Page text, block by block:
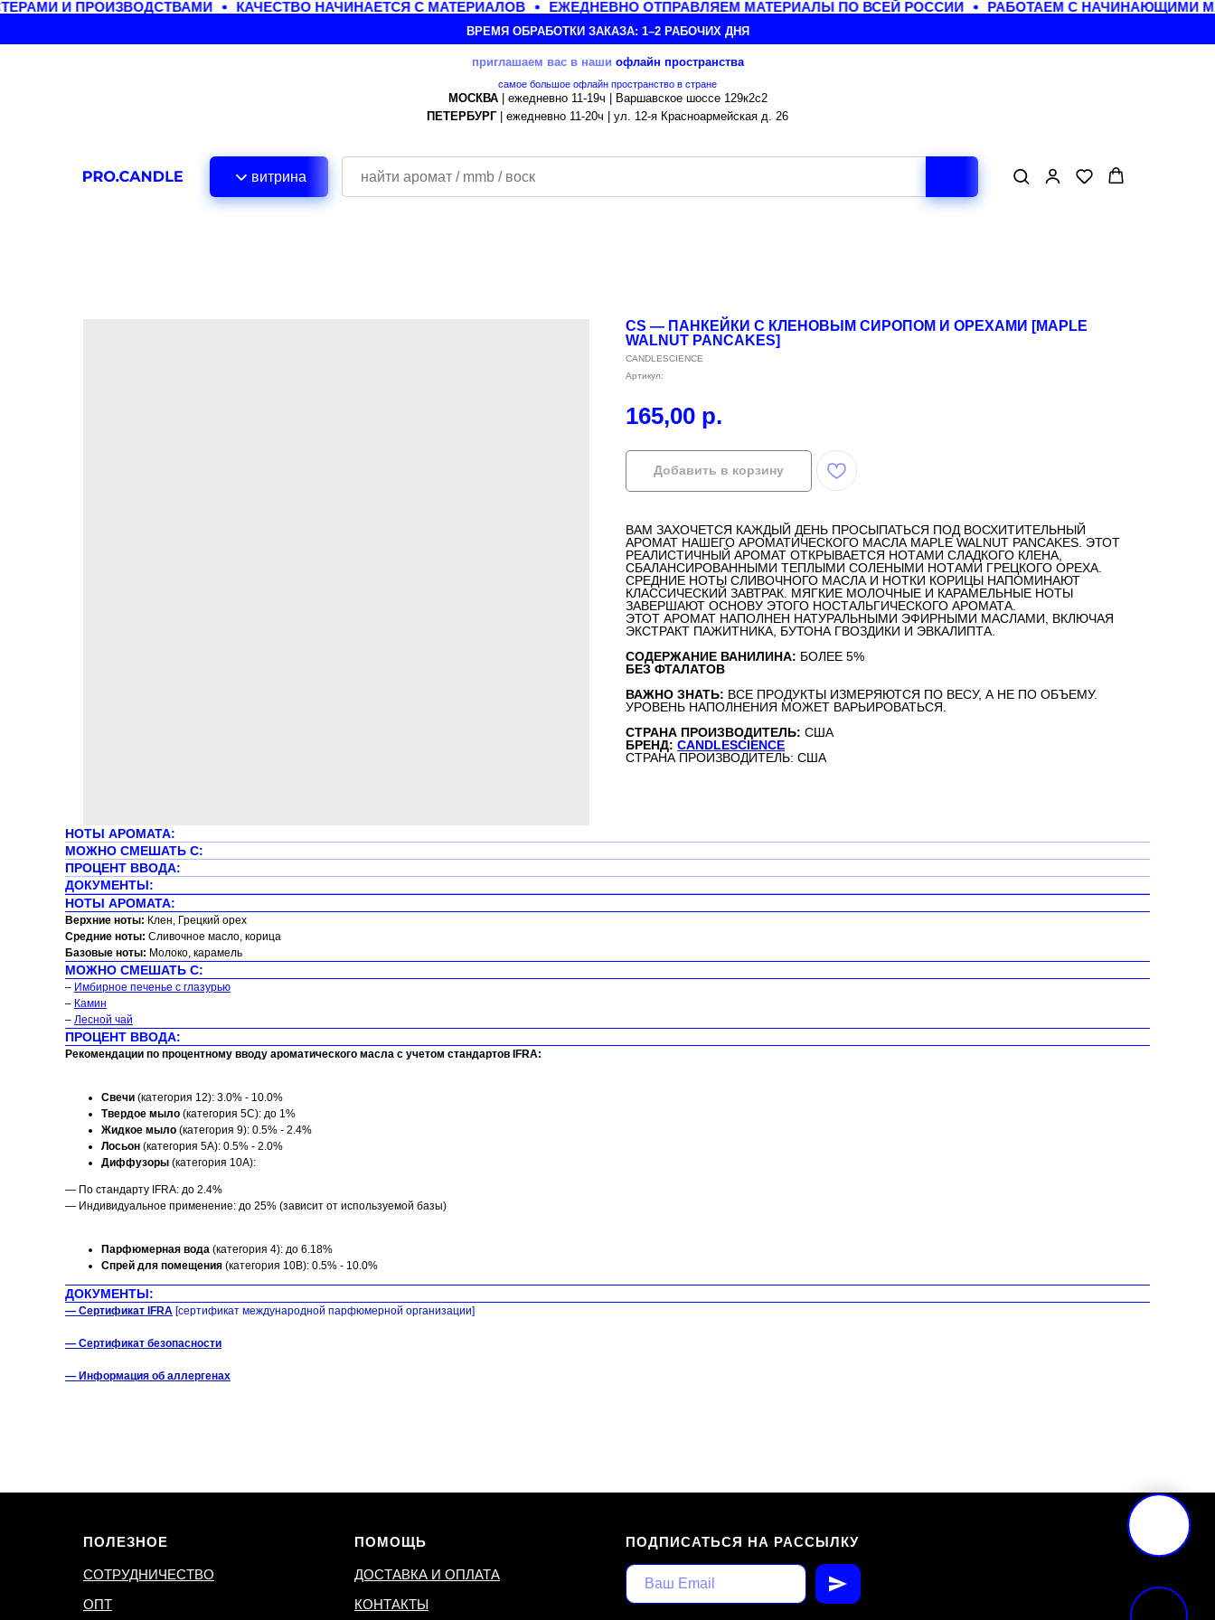
И ПРОИЗВОДСТВАМИ КАЧЕСТВО НАЧИНАЕТСЯ С МАТЕРИАЛОВ ЕЖЕДНЕВНО ОТПРАВЛЯЕМ МАТЕРИАЛЫ ПО ВСЕЙ РОССИИ РАБОТАЕМ С НАЧИНАЮЩИМИ
ВРЕМЯ ОБРАБОТКИ ЗАКАЗА: 1–2 РАБОЧИХ ДНЯ
приглашаем вас в наши офлайн пространства
самое большое офлайн пространство в стране
МОСКВА| ежедневно 11-19ч | Варшавское шоссе 129к2с2
ПЕТЕРБУРГ| ежедневно 11-20ч | ул. 12-я Красноармейская д. 26
витрина
CS — ПАНКЕЙКИ С КЛЕНОВЫМ СИРОПОМ И ОРЕХАМИ [MAPLE
WALNUT PANCAKES]
CANDLESCIENCE
Артикул:
165,00 р.
Добавить в корзину
ВАМ ЗАХОЧЕТСЯ КАЖДЫЙ ДЕНЬ ПРОСЫПАТЬСЯ ПОД ВОСХИТИТЕЛЬНЫЙ
АРОМАТ НАШЕГО АРОМАТИЧЕСКОГО МАСЛА MAPLE WALNUT PANCAKES. ЭТОТ
РЕАЛИСТИЧНЫЙ АРОМАТ ОТКРЫВАЕТСЯ НОТАМИ СЛАДКОГО КЛЕНА,
СБАЛАНСИРОВАННЫМИ ТЕПЛЫМИ СОЛЕНЫМИ НОТАМИ ГРЕЦКОГО ОРЕХА.
СРЕДНИЕ НОТЫ СЛИВОЧНОГО МАСЛА И НОТКИ КОРИЦЫ НАПОМИНАЮТ
КЛАССИЧЕСКИЙ ЗАВТРАК. МЯГКИЕ МОЛОЧНЫЕ И КАРАМЕЛЬНЫЕ НОТЫ
ЗАВЕРШАЮТ ОСНОВУ ЭТОГО НОСТАЛЬГИЧЕСКОГО АРОМАТА.
ЭТОТ АРОМАТ НАПОЛНЕН НАТУРАЛЬНЫМИ ЭФИРНЫМИ МАСЛАМИ, ВКЛЮЧАЯ
ЭКСТРАКТ ПАЖИТНИКА, БУТОНА ГВОЗДИКИ И ЭВКАЛИПТА.
СОДЕРЖАНИЕ ВАНИЛИНА: БОЛЕЕ 5%
БЕЗ ФТАЛАТОВ
ВАЖНО ЗНАТЬ: ВСЕ ПРОДУКТЫ ИЗМЕРЯЮТСЯ ПО ВЕСУ, А НЕ ПО ОБЪЕМУ.
УРОВЕНЬ НАПОЛНЕНИЯ МОЖЕТ ВАРЬИРОВАТЬСЯ.
СТРАНА ПРОИЗВОДИТЕЛЬ: США
БРЕНД: CANDLESCIENCE
СТРАНА ПРОИЗВОДИТЕЛЬ: США
НОТЫ АРОМАТА:
МОЖНО СМЕШАТЬ С:
ПРОЦЕНТ ВВОДА:
ДОКУМЕНТЫ:
НОТЫ АРОМАТА:
Верхние ноты: Клен, Грецкий орех
Средние ноты: Сливочное масло, корица
Базовые ноты: Молоко, карамель
МОЖНО СМЕШАТЬ С:
– Имбирное печенье с глазурью
– Камин
– Лесной чай
ПРОЦЕНТ ВВОДА:
Рекомендации по процентному вводу ароматического масла с учетом стандартов IFRA:
Свечи (категория 12): 3.0% - 10.0%
Твердое мыло (категория 5C): до 1%
Жидкое мыло (категория 9): 0.5% - 2.4%
Лосьон (категория 5A): 0.5% - 2.0%
Диффузоры (категория 10A):
— По стандарту IFRA: до 2.4%
— Индивидуальное применение: до 25% (зависит от используемой базы)
Парфюмерная вода (категория 4): до 6.18%
Спрей для помещения (категория 10B): 0.5% - 10.0%
ДОКУМЕНТЫ:
— Сертификат IFRA [сертификат международной парфюмерной организации]
— Сертификат безопасности
— Информация об аллергенах
ПОЛЕЗНОЕ
СОТРУДНИЧЕСТВО
ОПТ
ПОМОЩЬ
ДОСТАВКА И ОПЛАТА
КОНТАКТЫ
ПОДПИСАТЬСЯ НА РАССЫЛКУ